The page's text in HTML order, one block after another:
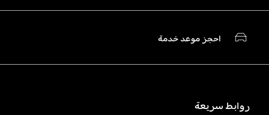
احجز موعد خدمة
روابط سريعة